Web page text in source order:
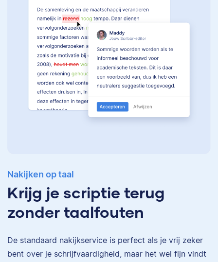
Nakijken op taal
Krijg je scriptie terug
zonder taalfouten
De standaard nakijkservice is perfect als je vrij zeker
bent over je schrijfvaardigheid, maar het wel fijn vindt